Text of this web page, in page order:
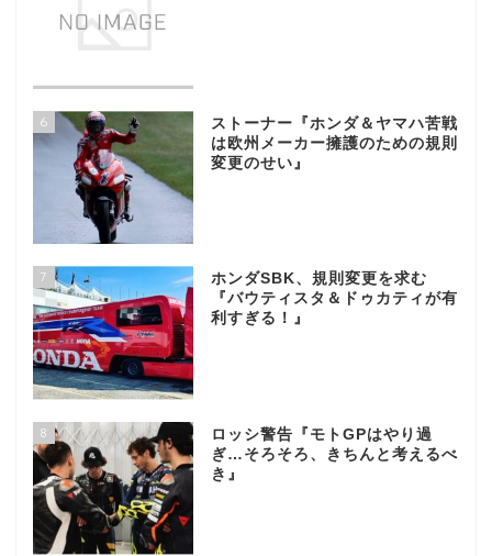
6
ストーナー『ホンダ＆ヤマハ苦戦
は欧州メーカー擁護のための規則
変更のせい』
7
ホンダSBK、規則変更を求む
『バウティスタ＆ドゥカティが有
利すぎる！』
8
ロッシ警告『モトGPはやり過
ぎ…そろそろ、きちんと考えるべ
き』